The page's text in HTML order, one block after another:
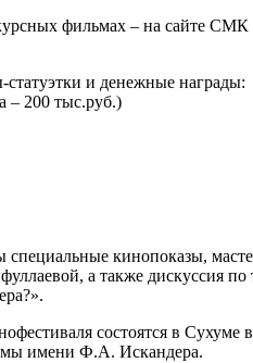
фильмах – на сайте СМК
и денежные награды:
– 200 тыс.руб.)
специальные кинопоказы,
а также дискуссия по
состоятся в Сухуме в
имени Ф.А. Искандера.